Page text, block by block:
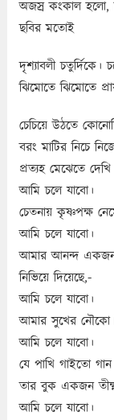
অজস্র কংকাল
ছবির মতোই
দৃশ্যাবলী
ঝিমোতে ঝিমোতে
চেচিয়ে উঠতে
বরং মাটির নিচে
প্রত্যহ মেঝেতে
আমি চলে যাবো।
চেতনায় কৃষ্ণপক্ষ
আমি চলে যাবো।
আমার আনন্দ
নিভিয়ে দিয়েছে,-
আমি চলে যাবো।
আমার সুখের নৌকো
আমি চলে যাবো।
যে পাখি গাইতো
তার বুক একজন
আমি চলে যাবো।